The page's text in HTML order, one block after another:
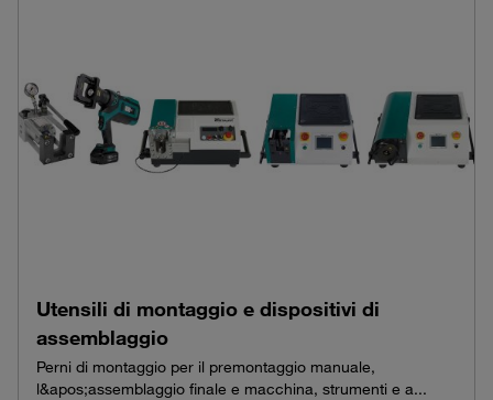
Utensili di montaggio e dispositivi di
assemblaggio
Perni di montaggio per il premontaggio manuale,
l&apos;assemblaggio finale e macchina, strumenti e a...